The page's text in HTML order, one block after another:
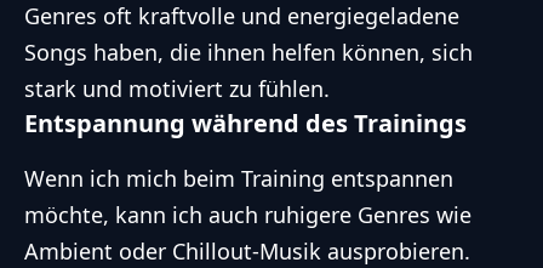
Genres oft kraftvolle und energiegeladene
Songs haben, die ihnen helfen können, sich
stark und motiviert zu fühlen.
Entspannung während des Trainings
Wenn ich mich beim Training entspannen
möchte, kann ich auch ruhigere Genres wie
Ambient oder Chillout-Musik ausprobieren.